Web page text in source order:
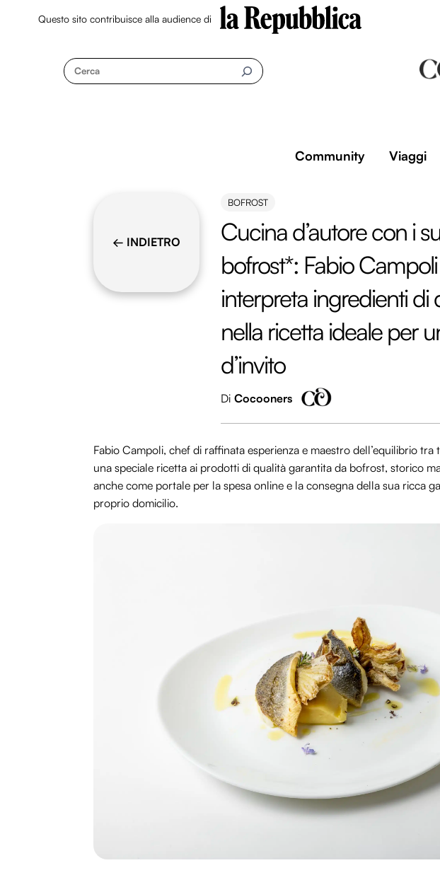
Questo sito contribuisce alla audience di
Cerca
Community Viaggi
← INDIETRO
BOFROST
Cucina d’autore con i
bofrost*: Fabio Campoli
interpreta ingredienti di
nella ricetta ideale per
d’invito
Di Cocooners
Fabio Campoli, chef di raffinata esperienza e maestro dell’equilibrio tra
una speciale ricetta ai prodotti di qualità garantita da bofrost, storico
anche come portale per la spesa online e la consegna della sua ricca
proprio domicilio.